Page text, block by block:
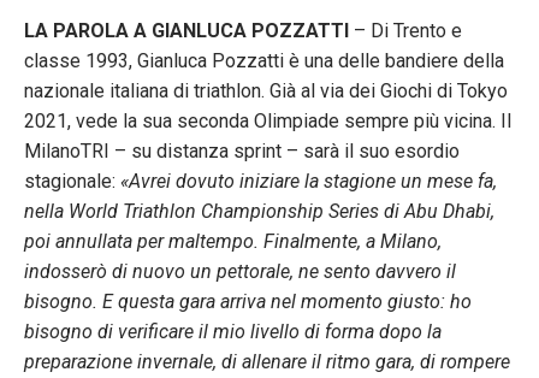
LA PAROLA A GIANLUCA POZZATTI – Di Trento e
classe 1993, Gianluca Pozzatti è una delle bandiere della
nazionale italiana di triathlon. Già al via dei Giochi di Tokyo
2021, vede la sua seconda Olimpiade sempre più vicina. Il
MilanoTRI – su distanza sprint – sarà il suo esordio
stagionale: «Avrei dovuto iniziare la stagione un mese fa,
nella World Triathlon Championship Series di Abu Dhabi,
poi annullata per maltempo. Finalmente, a Milano,
indosserò di nuovo un pettorale, ne sento davvero il
bisogno. E questa gara arriva nel momento giusto: ho
bisogno di verificare il mio livello di forma dopo la
preparazione invernale, di allenare il ritmo gara, di rompere